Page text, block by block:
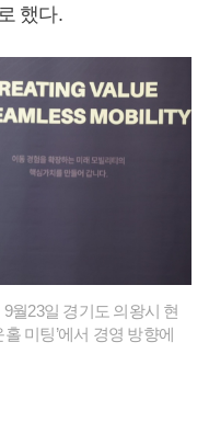
했다.
월23일 경기도 의왕시 현
미팅’에서 경영 방향에